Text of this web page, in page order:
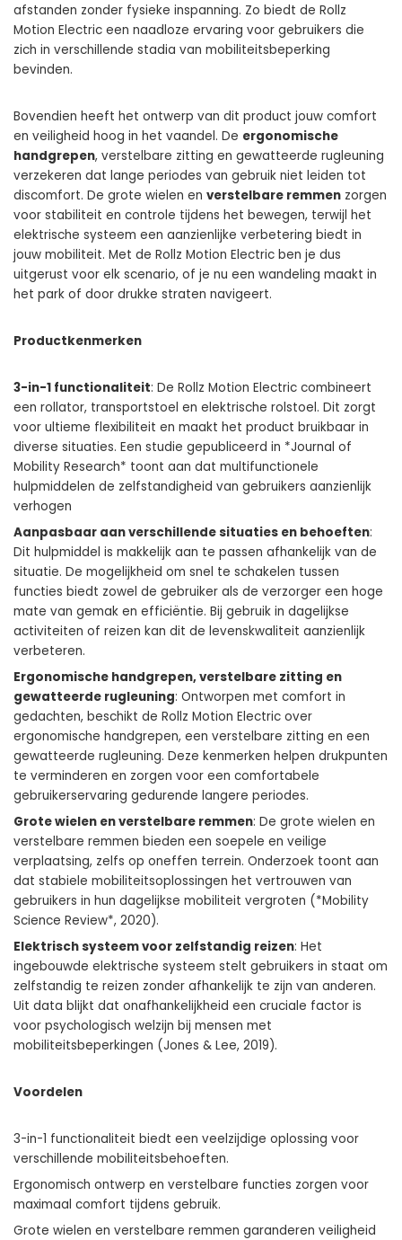
afstanden zonder fysieke inspanning. Zo biedt de Rollz
Motion Electric een naadloze ervaring voor gebruikers die
zich in verschillende stadia van mobiliteitsbeperking
bevinden.
Bovendien heeft het ontwerp van dit product jouw comfort
en veiligheid hoog in het vaandel. De ergonomische
handgrepen, verstelbare zitting en gewatteerde rugleuning
verzekeren dat lange periodes van gebruik niet leiden tot
discomfort. De grote wielen en verstelbare remmen zorgen
voor stabiliteit en controle tijdens het bewegen, terwijl het
elektrische systeem een aanzienlijke verbetering biedt in
jouw mobiliteit. Met de Rollz Motion Electric ben je dus
uitgerust voor elk scenario, of je nu een wandeling maakt in
het park of door drukke straten navigeert.
Productkenmerken
3-in-1 functionaliteit: De Rollz Motion Electric combineert
een rollator, transportstoel en elektrische rolstoel. Dit zorgt
voor ultieme flexibiliteit en maakt het product bruikbaar in
diverse situaties. Een studie gepubliceerd in *Journal of
Mobility Research* toont aan dat multifunctionele
hulpmiddelen de zelfstandigheid van gebruikers aanzienlijk
verhogen
Aanpasbaar aan verschillende situaties en behoeften:
Dit hulpmiddel is makkelijk aan te passen afhankelijk van de
situatie. De mogelijkheid om snel te schakelen tussen
functies biedt zowel de gebruiker als de verzorger een hoge
mate van gemak en efficiëntie. Bij gebruik in dagelijkse
activiteiten of reizen kan dit de levenskwaliteit aanzienlijk
verbeteren.
Ergonomische handgrepen, verstelbare zitting en
gewatteerde rugleuning: Ontworpen met comfort in
gedachten, beschikt de Rollz Motion Electric over
ergonomische handgrepen, een verstelbare zitting en een
gewatteerde rugleuning. Deze kenmerken helpen drukpunten
te verminderen en zorgen voor een comfortabele
gebruikerservaring gedurende langere periodes.
Grote wielen en verstelbare remmen: De grote wielen en
verstelbare remmen bieden een soepele en veilige
verplaatsing, zelfs op oneffen terrein. Onderzoek toont aan
dat stabiele mobiliteitsoplossingen het vertrouwen van
gebruikers in hun dagelijkse mobiliteit vergroten (*Mobility
Science Review*, 2020).
Elektrisch systeem voor zelfstandig reizen: Het
ingebouwde elektrische systeem stelt gebruikers in staat om
zelfstandig te reizen zonder afhankelijk te zijn van anderen.
Uit data blijkt dat onafhankelijkheid een cruciale factor is
voor psychologisch welzijn bij mensen met
mobiliteitsbeperkingen (Jones & Lee, 2019).
Voordelen
3-in-1 functionaliteit biedt een veelzijdige oplossing voor
verschillende mobiliteitsbehoeften.
Ergonomisch ontwerp en verstelbare functies zorgen voor
maximaal comfort tijdens gebruik.
Grote wielen en verstelbare remmen garanderen veiligheid